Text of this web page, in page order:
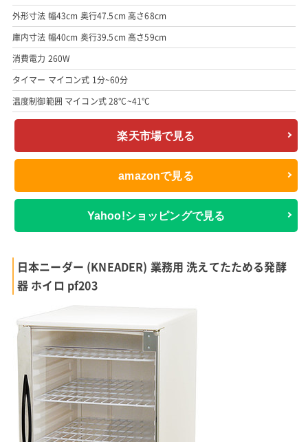
外形寸法 幅43cm 奥行47.5cm 高さ68cm
庫内寸法 幅40cm 奥行39.5cm 高さ59cm
消費電力 260W
タイマー マイコン式 1分~60分
温度制御範囲 マイコン式 28°C~41°C
楽天市場で見る
amazonで見る
Yahoo!ショッピングで見る
日本ニーダー (KNEADER) 業務用 洗えてたためる発酵
器 ホイロ pf203